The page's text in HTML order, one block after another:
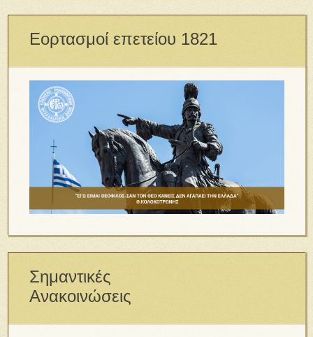
Εορτασμοί επετείου 1821
Σημαντικές
Ανακοινώσεις